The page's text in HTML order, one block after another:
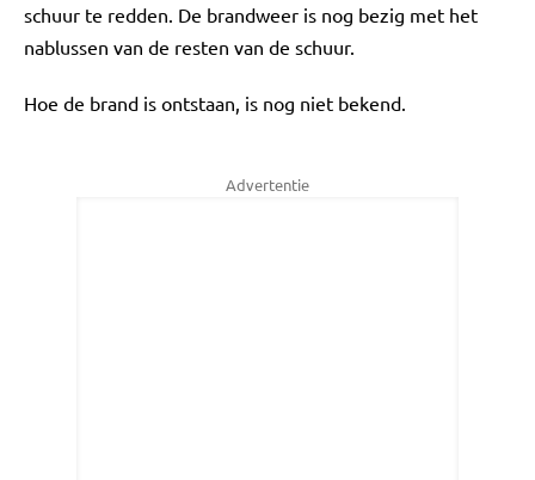
schuur te redden. De brandweer is nog bezig met het
nablussen van de resten van de schuur.
Hoe de brand is ontstaan, is nog niet bekend.
Advertentie